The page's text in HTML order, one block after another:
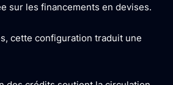
sur les financements en devises.
cette configuration traduit une